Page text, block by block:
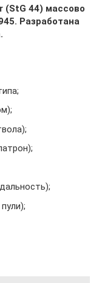
(StG 44) массово
Разработана